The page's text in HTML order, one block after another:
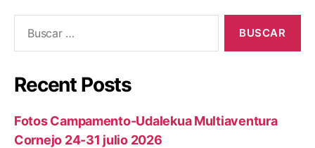
Recent Posts
Fotos Campamento-Udalekua Multiaventura
Cornejo 24-31 julio 2026